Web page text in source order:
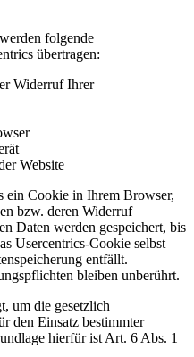
folgende
übertragen:
Widerruf Ihrer
Website
ein Cookie in Ihrem Browser,
bzw. deren Widerruf
Daten werden gespeichert, bis
Usercentrics-Cookie selbst
entfällt.
bleiben unberührt.
um die gesetzlich
den Einsatz bestimmter
hierfür ist Art. 6 Abs. 1